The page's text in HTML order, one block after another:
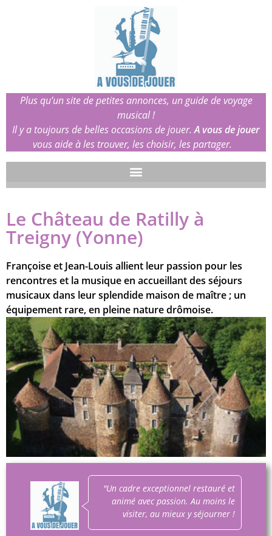
Plus qu’un site de petites annonces, un guide de voyage
musical !
Il y a toujours de belles occasions de jouer.A vous de jouer
vous aide à les trouver, les choisir, les partager.
Le Château de Ratilly à
Treigny (Yonne)
Françoise et Jean-Louis allient leur passion pour les
rencontres et la musique en accueillant des séjours
musicaux dans leur splendide maison de maître ; un
équipement rare, en pleine nature drômoise.
"Un cadre exceptionnel restauré et
animé avec passion. Au moins le
visiter, au mieux y séjourner !